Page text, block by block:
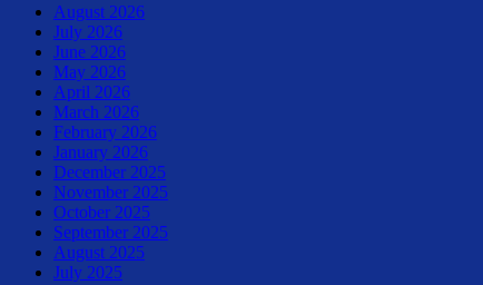
August 2026
July 2026
June 2026
May 2026
April 2026
March 2026
February 2026
January 2026
December 2025
November 2025
October 2025
September 2025
August 2025
July 2025